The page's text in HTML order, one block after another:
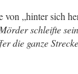
von „hinter sich
schleifte
die ganze